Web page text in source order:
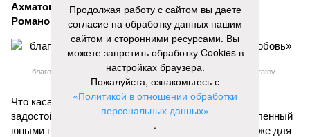
Ахматовой
,Бориса ПастернакаиКонстантина
Романова
благотворительный концерт «Вера, надежда, любовь» (фото: saratov-
eparhia.ru)
Что касается вокальных выступлений, их открыл
задостойник Пасхи Валаамского распева, подготовленный
юными вокалистами Образовательного центра. Также для
Продолжая работу с сайтом вы даете
согласие на обработку данных нашим
сайтом и сторонними ресурсами. Вы
можете запретить обработку Cookies в
настройках браузера.
Пожалуйста, ознакомьтесь с
«Политикой в отношении обработки
персональных данных»
.